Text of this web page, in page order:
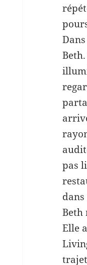
pas
Beth
Elle